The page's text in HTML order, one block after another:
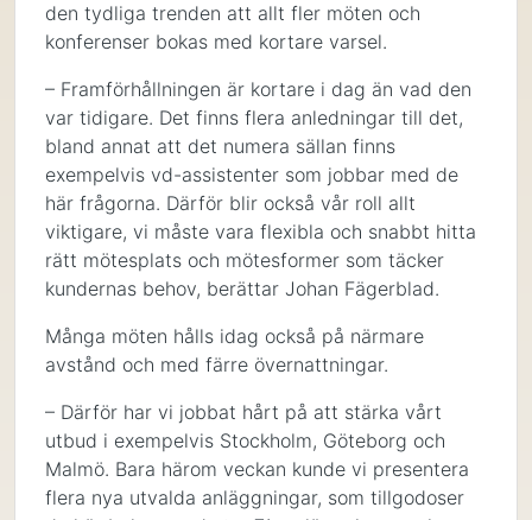
den tydliga trenden att allt fler möten och
konferenser bokas med kortare varsel.
– Framförhållningen är kortare i dag än vad den
var tidigare. Det finns flera anledningar till det,
bland annat att det numera sällan finns
exempelvis vd-assistenter som jobbar med de
här frågorna. Därför blir också vår roll allt
viktigare, vi måste vara flexibla och snabbt hitta
rätt mötesplats och mötesformer som täcker
kundernas behov, berättar Johan Fägerblad.
Många möten hålls idag också på närmare
avstånd och med färre övernattningar.
– Därför har vi jobbat hårt på att stärka vårt
utbud i exempelvis Stockholm, Göteborg och
Malmö. Bara härom veckan kunde vi presentera
flera nya utvalda anläggningar, som tillgodoser